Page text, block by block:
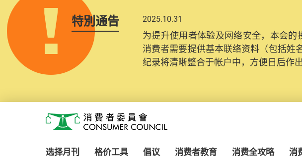
特別通告 2025.10.31
为提升使用者体验及网络安全，本会的
消费者需要提供基本联络资料（包括姓
纪录将清晰整合于帐户中，方便日后作出
消费者委员会
选择月刊 格价工具 倡议 消费者教育 消费全攻略 消